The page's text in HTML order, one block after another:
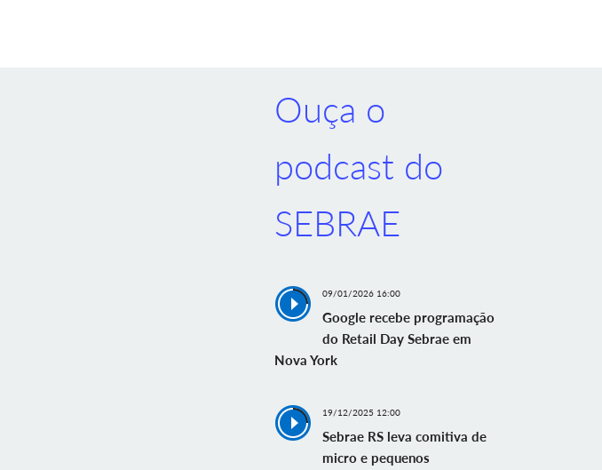
Ouça o
podcast do
SEBRAE
09/01/2026 16:00
Google recebe programação
do Retail Day Sebrae em
Nova York
19/12/2025 12:00
Sebrae RS leva comitiva de
micro e pequenos